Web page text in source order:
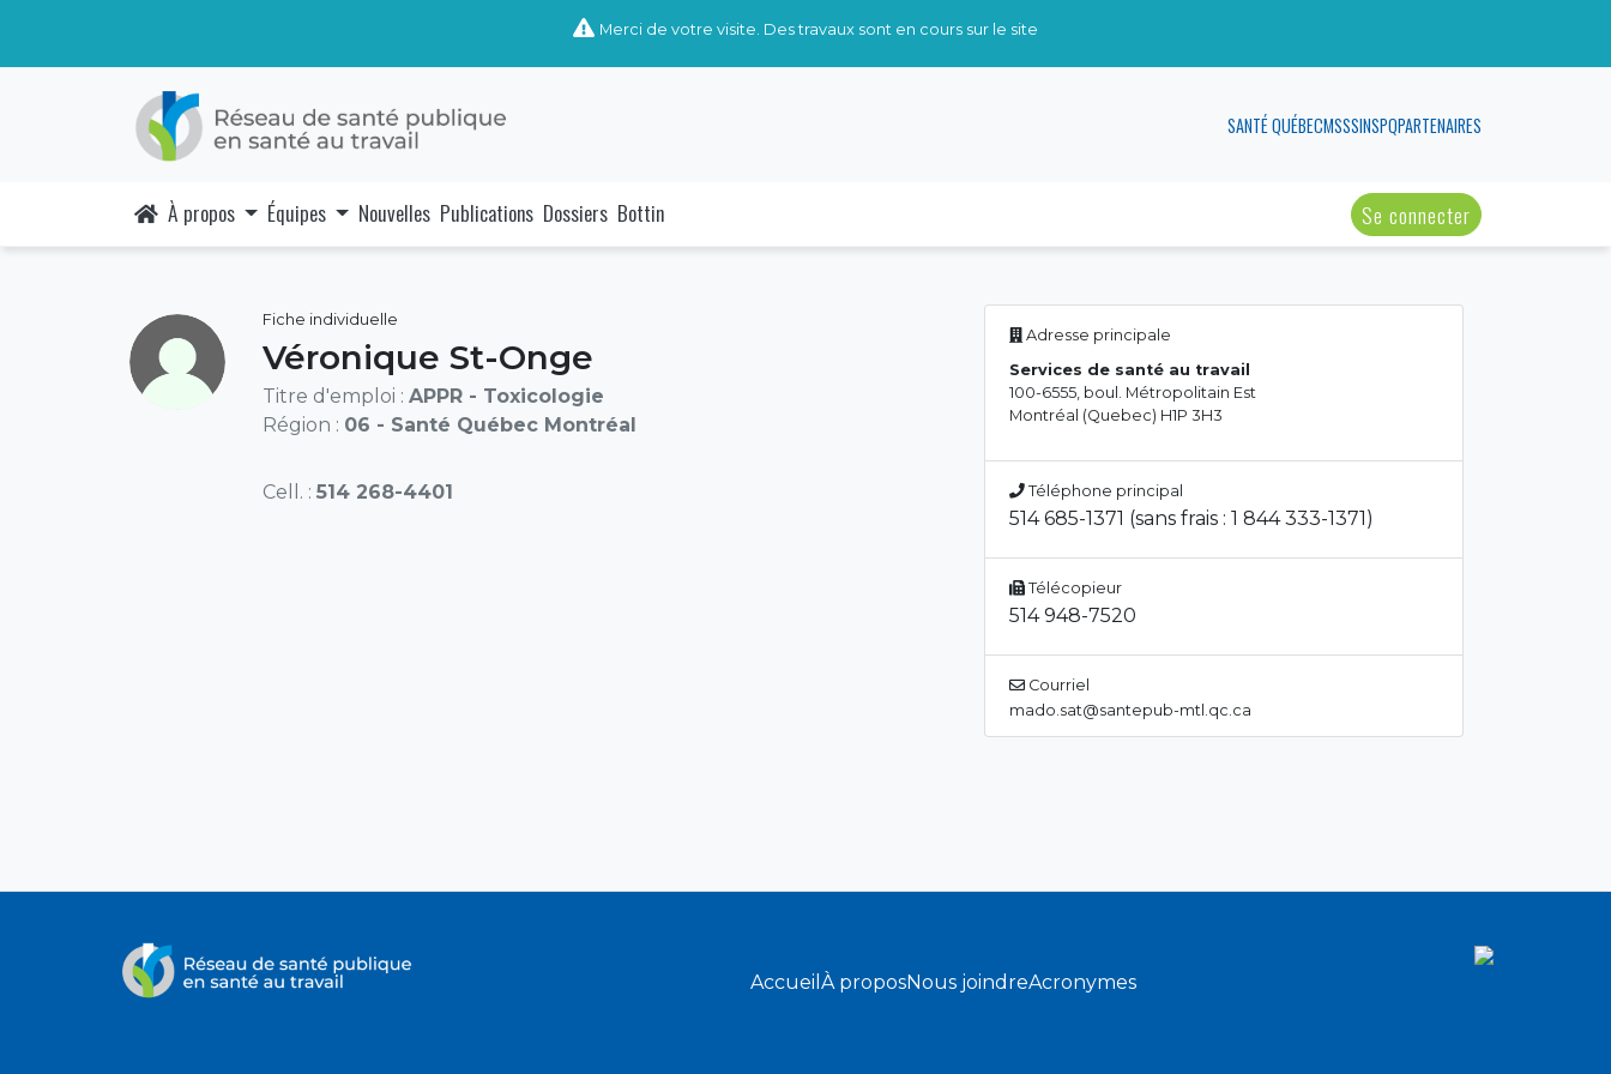
Merci de votre visite. Des travaux sont en cours sur le site
SANTÉ QUÉBECMSSSINSPQPARTENAIRES
À propos Équipes Nouvelles Publications Dossiers Bottin Se connecter
Fiche individuelle
Véronique St-Onge
Titre d'emploi : APPR - Toxicologie
Région : 06 - Santé Québec Montréal
Cell. : 514 268-4401
Adresse principale
Services de santé au travail
100-6555, boul. Métropolitain Est
Montréal (Quebec) H1P 3H3
Téléphone principal
514 685-1371 (sans frais : 1 844 333-1371)
Télécopieur
514 948-7520
Courriel
mado.sat@santepub-mtl.qc.ca
Accueil À proposNous joindreAcronymes